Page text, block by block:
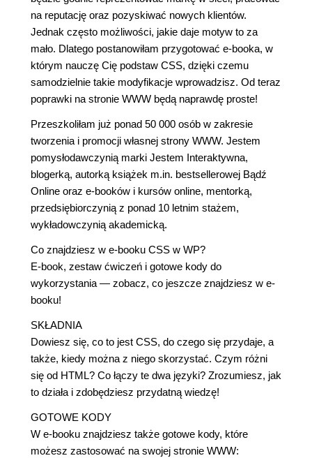
na reputację oraz pozyskiwać nowych klientów.
Jednak często możliwości, jakie daje motyw to za
mało. Dlatego postanowiłam przygotować e-booka, w
którym nauczę Cię podstaw CSS, dzięki czemu
samodzielnie takie modyfikacje wprowadzisz. Od teraz
poprawki na stronie WWW będą naprawdę proste!
Przeszkoliłam już ponad 50 000 osób w zakresie
tworzenia i promocji własnej strony WWW. Jestem
pomysłodawczynią marki Jestem Interaktywna,
blogerką, autorką książek m.in. bestsellerowej Bądź
Online oraz e-booków i kursów online, mentorką,
przedsiębiorczynią z ponad 10 letnim stażem,
wykładowczynią akademicką.
Co znajdziesz w e-booku CSS w WP?
E-book, zestaw ćwiczeń i gotowe kody do
wykorzystania — zobacz, co jeszcze znajdziesz w e-
booku!
SKŁADNIA
Dowiesz się, co to jest CSS, do czego się przydaje, a
także, kiedy można z niego skorzystać. Czym różni
się od HTML? Co łączy te dwa języki? Zrozumiesz, jak
to działa i zdobędziesz przydatną wiedzę!
GOTOWE KODY
W e-booku znajdziesz także gotowe kody, które
możesz zastosować na swojej stronie WWW: